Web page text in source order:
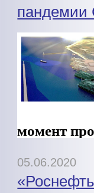
пандемии
момент
05.06.2020